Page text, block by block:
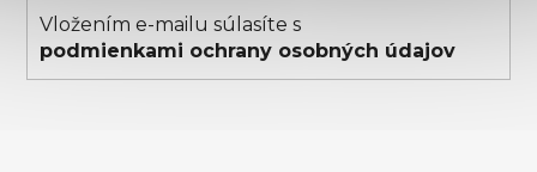
Vložením e-mailu súlasíte s
podmienkami ochrany osobných údajov